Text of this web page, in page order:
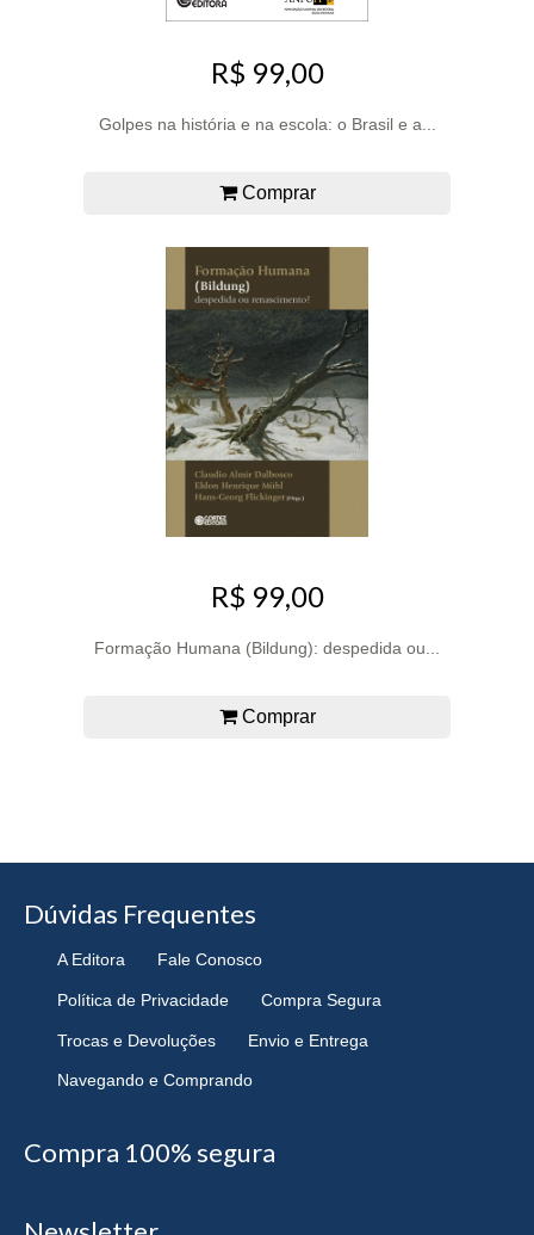
R$ 99,00
Golpes na história e na escola: o Brasil e a...
Comprar
R$ 99,00
Formação Humana (Bildung): despedida ou...
Comprar
Dúvidas Frequentes
A Editora Fale Conosco
Política de Privacidade Compra Segura
Trocas e Devoluções Envio e Entrega
Navegando e Comprando
Compra 100% segura